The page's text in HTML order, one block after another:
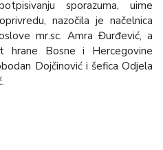
sporazuma, uime
nazočila je načelnica
mr.sc. Amra Đurđević, a
hrane Bosne i Hercegovine
Dojčinović i šefica Odjela